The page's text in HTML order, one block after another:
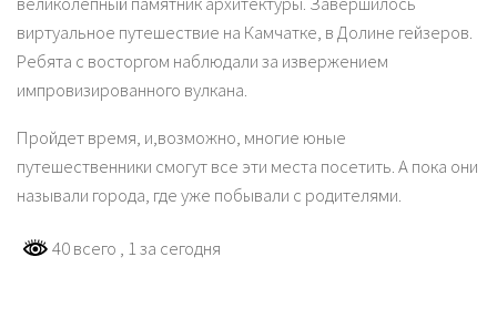
виртуальное путешествие на Камчатке, в Долине гейзеров.
Ребята с восторгом наблюдали за извержением
импровизированного вулкана.
Пройдет время, и,возможно, многие юные
путешественники смогут все эти места посетить. А пока они
называли города, где уже побывали с родителями.
40 всего , 1 за сегодня